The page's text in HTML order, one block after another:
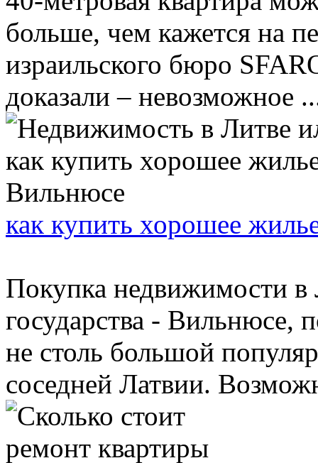
больше, чем кажется на
израильского бюро
доказали – невозможное
как купить хорошее
Покупка недвижимости в
государства - Вильнюсе,
не столь большой
соседней Латвии.